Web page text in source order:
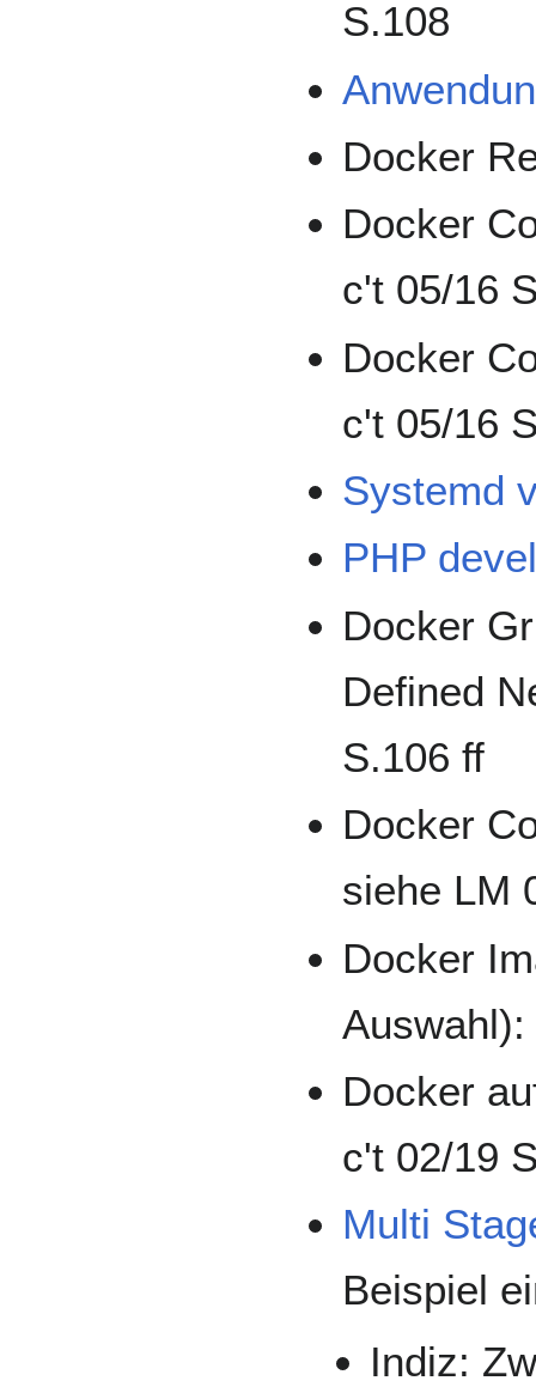
S.108
Docker
Docker
c't 05/16
Docker
c't 05/16
Systemd
PHP
Docker
Defined
S.106 ff
Docker
siehe LM
Docker
Docker
c't 02/19
Multi
Beispiel
Indiz: